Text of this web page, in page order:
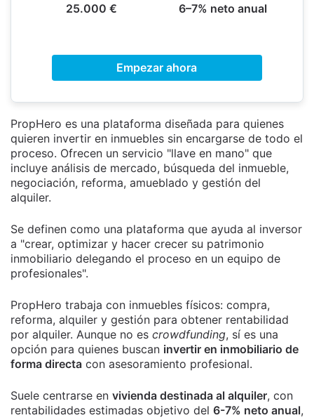
25.000 € 6–7% neto anual
Empezar ahora
PropHero es una plataforma diseñada para quienes
quieren invertir en inmuebles sin encargarse de todo el
proceso. Ofrecen un servicio "llave en mano" que
incluye análisis de mercado, búsqueda del inmueble,
negociación, reforma, amueblado y gestión del
alquiler.
Se definen como una plataforma que ayuda al inversor
a "crear, optimizar y hacer crecer su patrimonio
inmobiliario delegando el proceso en un equipo de
profesionales".
PropHero trabaja con inmuebles físicos: compra,
reforma, alquiler y gestión para obtener rentabilidad
por alquiler. Aunque no es crowdfunding, sí es una
opción para quienes buscan invertir en inmobiliario de
forma directa con asesoramiento profesional.
Suele centrarse en vivienda destinada al alquiler, con
rentabilidades estimadas objetivo del 6-7% neto anual,